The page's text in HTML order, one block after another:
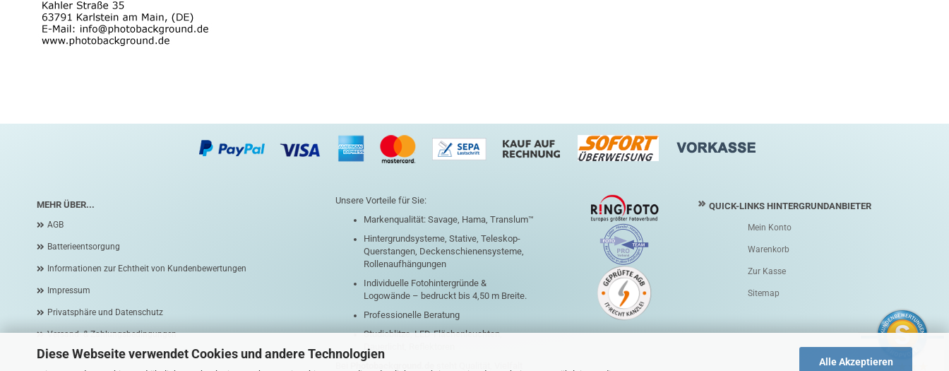
Diese Webseite verwendet Cookies und andere Technologien
Alle Akzeptieren
MEHR ÜBER...
AGB
Batterieentsorgung
Informationen zur Echtheit von Kundenbewertungen
Impressum
Privatsphäre und Datenschutz
Versand- & Zahlungsbedingungen
Widerrufsrecht & Widerrufsformular
Unsere Vorteile für Sie:
Markenqualität: Savage, Hama, Translum™
Hintergrundsysteme, Stative, Teleskop-
Querstangen, Deckenschienensysteme,
Rollenaufhängungen
Individuelle Fotohintergründe &
Logowände – bedruckt bis 4,50 m Breite.
Professionelle Beratung
Studioblitze, LED-Flächenleuchten,
Dauerlicht, Reflektoren
QUICK-LINKS HINTERGRUNDANBIETER
Mein Konto
Warenkorb
Zur Kasse
Sitemap